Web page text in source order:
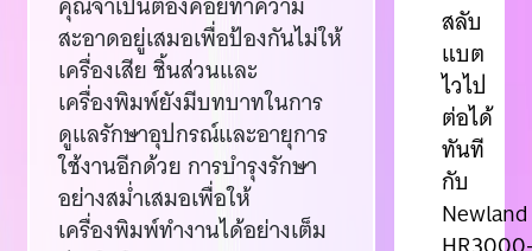
สะอาดอยู่เสมอเพื่อป้องกันไม่ให้
เครื่องเสีย ชิ้นส่วนและ
เครื่องพิมพ์ยังมีบทบาทในการ
ดูแลรักษาอุปกรณ์และอายุการ
ใช้งานอีกด้วย การบำรุงรักษา
อย่างสม่ำเสมอเพื่อให้
เครื่องพิมพ์ทำงานได้อย่างเต็ม
สลับ
แบต
ไวไป
ต่อได้
ทันที
กับ
Newland